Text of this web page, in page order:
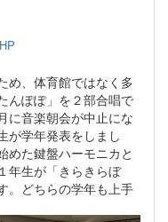
め、体育館ではなく多
んぽぽ」を２部合唱で
に音楽朝会が中止にな
が学年発表をしまし
めた鍵盤ハーモニカと
年生が「きらきらぼ
。どちらの学年も上手